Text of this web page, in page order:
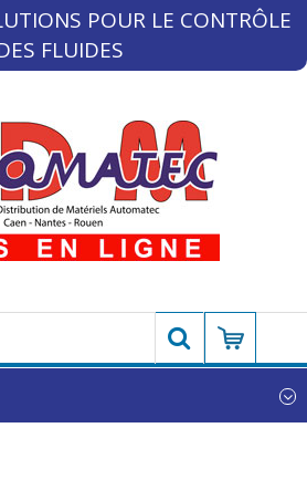
POUR LE CONTRÔLE
FLUIDES